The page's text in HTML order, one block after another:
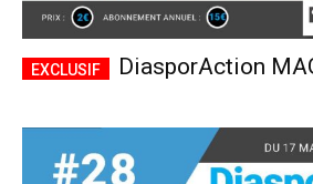
DiasporAction